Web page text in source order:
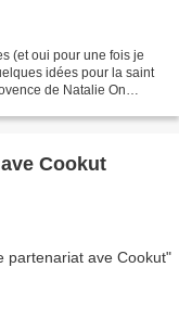
(et oui pour une fois je
idées pour la saint
de Natalie On
Cookut